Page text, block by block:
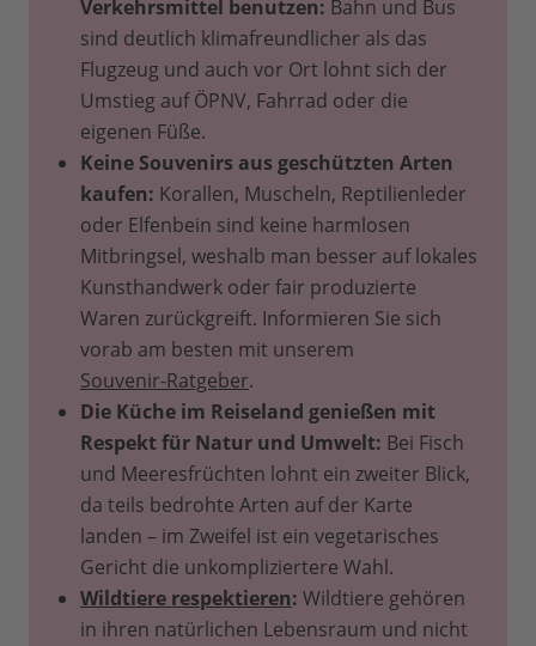
Verkehrsmittel benutzen: Bahn und Bus
sind deutlich klimafreundlicher als das
Flugzeug und auch vor Ort lohnt sich der
Umstieg auf ÖPNV, Fahrrad oder die
eigenen Füße.
Keine Souvenirs aus geschützten Arten
kaufen: Korallen, Muscheln, Reptilienleder
oder Elfenbein sind keine harmlosen
Mitbringsel, weshalb man besser auf lokales
Kunsthandwerk oder fair produzierte
Waren zurückgreift. Informieren Sie sich
vorab am besten mit unserem
Souvenir-Ratgeber.
Die Küche im Reiseland genießen mit
Respekt für Natur und Umwelt: Bei Fisch
und Meeresfrüchten lohnt ein zweiter Blick,
da teils bedrohte Arten auf der Karte
landen – im Zweifel ist ein vegetarisches
Gericht die unkompliziertere Wahl.
Wildtiere respektieren: Wildtiere gehören
in ihren natürlichen Lebensraum und nicht